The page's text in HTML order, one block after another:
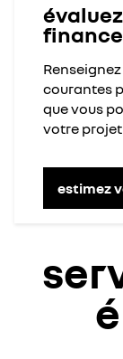
courantes
que vous
votre
estimez